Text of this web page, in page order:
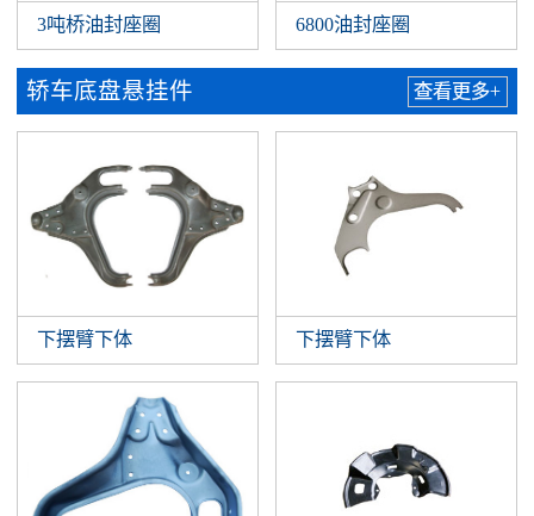
3吨桥油封座圈 6800油封座圈
轿车底盘悬挂件 查看更多+
下摆臂下体 下摆臂下体